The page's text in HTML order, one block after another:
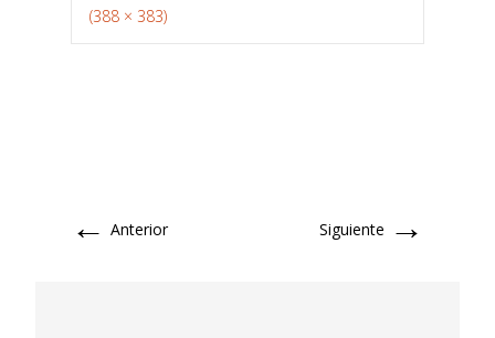
(388 × 383)
← Anterior Siguiente →